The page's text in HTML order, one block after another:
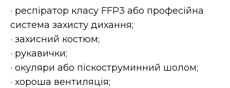
· респіратор класу FFP3 або професійна
система захисту дихання;
· захисний костюм;
· рукавички;
· окуляри або піскоструминний шолом;
· хороша вентиляція;